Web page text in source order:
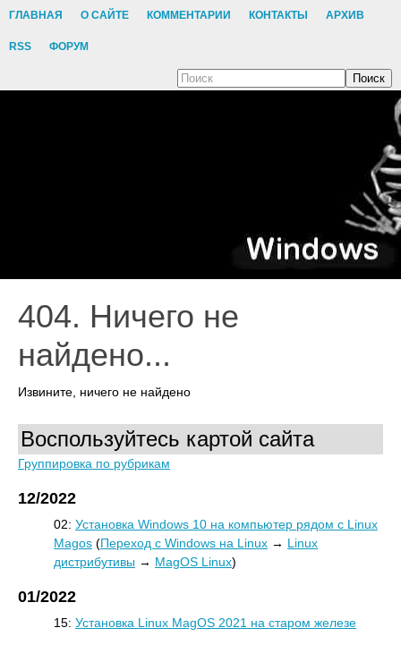
ГЛАВНАЯ О САЙТЕ КОММЕНТАРИИ КОНТАКТЫ АРХИВ
RSS ФОРУМ
Поиск
404. Ничего не
найдено...
Извините, ничего не найдено
Воспользуйтесь картой сайта
Группировка по рубрикам
12/2022
02: Установка Windows 10 на компьютер рядом с Linux
Magos (Переход с Windows на Linux → Linux
дистрибутивы → MagOS Linux)
01/2022
15: Установка Linux MagOS 2021 на старом железе